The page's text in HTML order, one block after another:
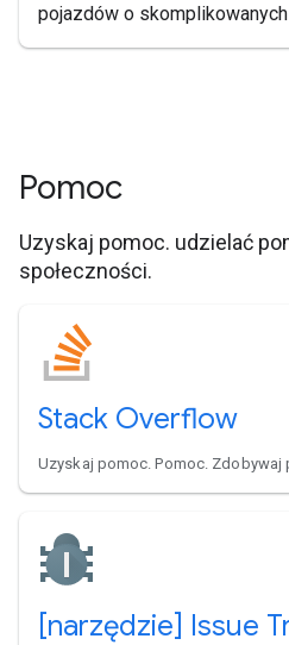
pojazdów o
Pomoc
Uzyskaj pomoc. udzielać
społeczności.
Stack Overflow
Uzyskaj pomoc. Pomoc. Zdobywaj
[narzędzie] Issue